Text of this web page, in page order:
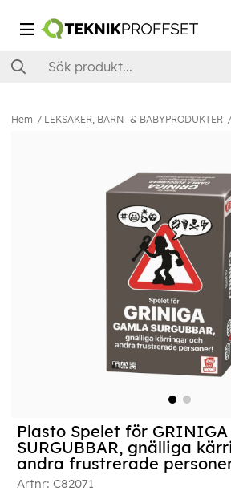
Hem LEKSAKER, BARN- & BABYPRODUKTER
Plasto Spelet för GRINIGA
SURGUBBAR, gnälliga
andra frustrerade
Artnr: C82071